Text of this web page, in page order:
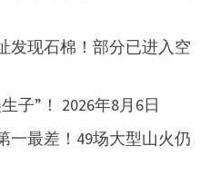
发现石棉！部分已进入空
子”！ 2026年8月6日
一最差！49场大型山火仍